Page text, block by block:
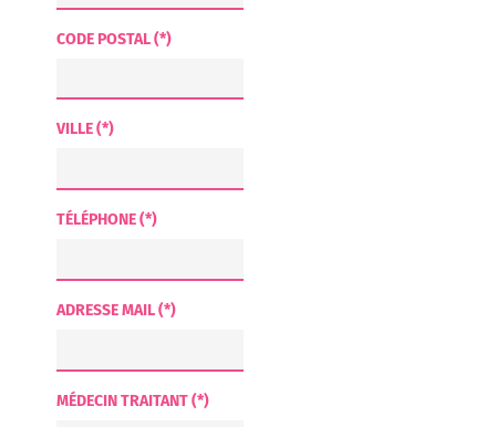
CODE POSTAL (*)
VILLE (*)
TÉLÉPHONE (*)
ADRESSE MAIL (*)
MÉDECIN TRAITANT (*)